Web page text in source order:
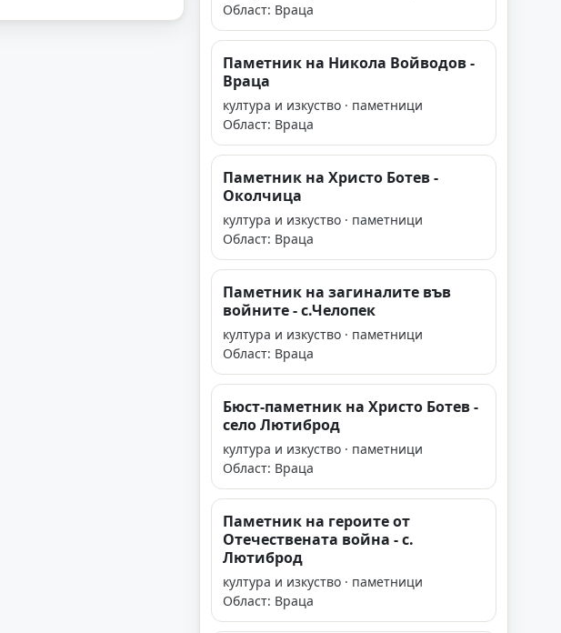
Област: Враца
Паметник на Никола Войводов -
Враца
култура и изкуство · паметници
Област: Враца
Паметник на Христо Ботев -
Околчица
култура и изкуство · паметници
Област: Враца
Паметник на загиналите във
войните - с.Челопек
култура и изкуство · паметници
Област: Враца
Бюст-паметник на Христо Ботев -
село Лютиброд
култура и изкуство · паметници
Област: Враца
Паметник на героите от
Отечествената война - с.
Лютиброд
култура и изкуство · паметници
Област: Враца